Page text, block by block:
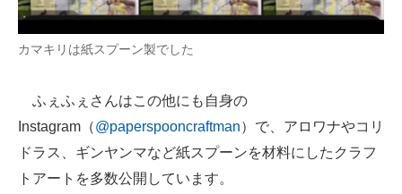
カマキリは紙スプーン製でした
ふぇふぇさんはこの他にも自身の
Instagram（@paperspooncraftman）で、アロワナやコリ
ドラス、ギンヤンマなど紙スプーンを材料にしたクラフ
トアートを多数公開しています。